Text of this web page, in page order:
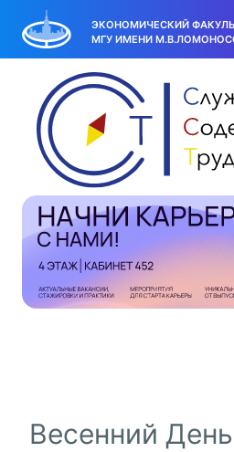
ЭКОНОМИЧЕСКИЙ
МГУ ИМЕНИ
Весенний